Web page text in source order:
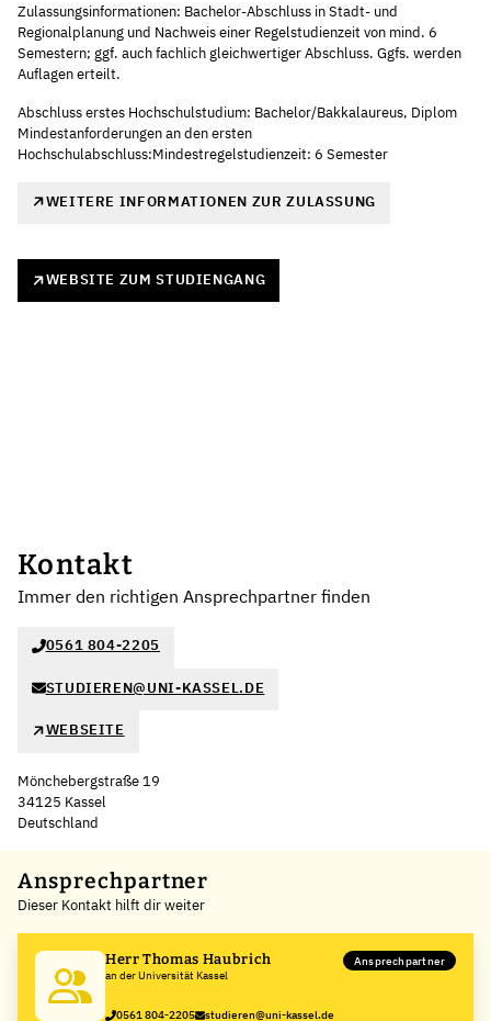
Zulassungsinformationen: Bachelor-Abschluss in Stadt- und
Regionalplanung und Nachweis einer Regelstudienzeit von mind. 6
Semestern; ggf. auch fachlich gleichwertiger Abschluss. Ggfs. werden
Auflagen erteilt.
Abschluss erstes Hochschulstudium: Bachelor/Bakkalaureus, Diplom
Mindestanforderungen an den ersten
Hochschulabschluss:Mindestregelstudienzeit: 6 Semester
WEITERE INFORMATIONEN ZUR ZULASSUNG
WEBSITE ZUM STUDIENGANG
Kontakt
Immer den richtigen Ansprechpartner finden
0561 804-2205
STUDIEREN@UNI-KASSEL.DE
WEBSEITE
Mönchebergstraße 19
34125 Kassel
Deutschland
+
−
Ansprechpartner
Dieser Kontakt hilft dir weiter
Herr Thomas Haubrich
an der Universität Kassel
Ansprechpartner
0561 804-2205 studieren@uni-kassel.de